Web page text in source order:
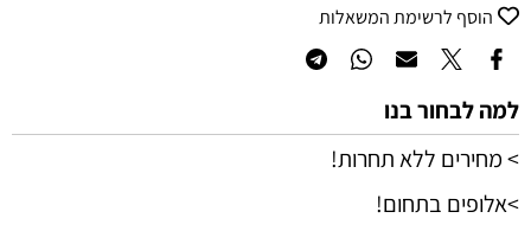
הוסף לרשימת המשאלות
למה לבחור בנו
> מחירים ללא תחרות!
>אלופים בתחום!